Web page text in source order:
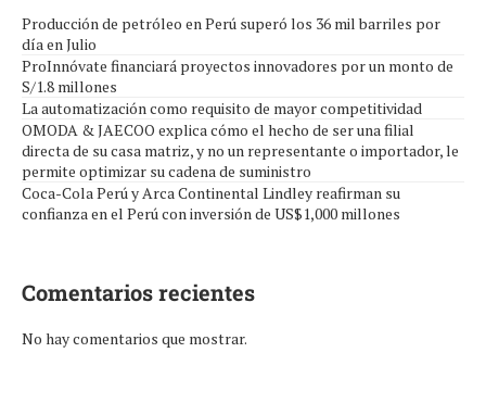
Producción de petróleo en Perú superó los 36 mil barriles por
día en Julio
ProInnóvate financiará proyectos innovadores por un monto de
S/1.8 millones
La automatización como requisito de mayor competitividad
OMODA & JAECOO explica cómo el hecho de ser una filial
directa de su casa matriz, y no un representante o importador, le
permite optimizar su cadena de suministro
Coca-Cola Perú y Arca Continental Lindley reafirman su
confianza en el Perú con inversión de US$1,000 millones
Comentarios recientes
No hay comentarios que mostrar.